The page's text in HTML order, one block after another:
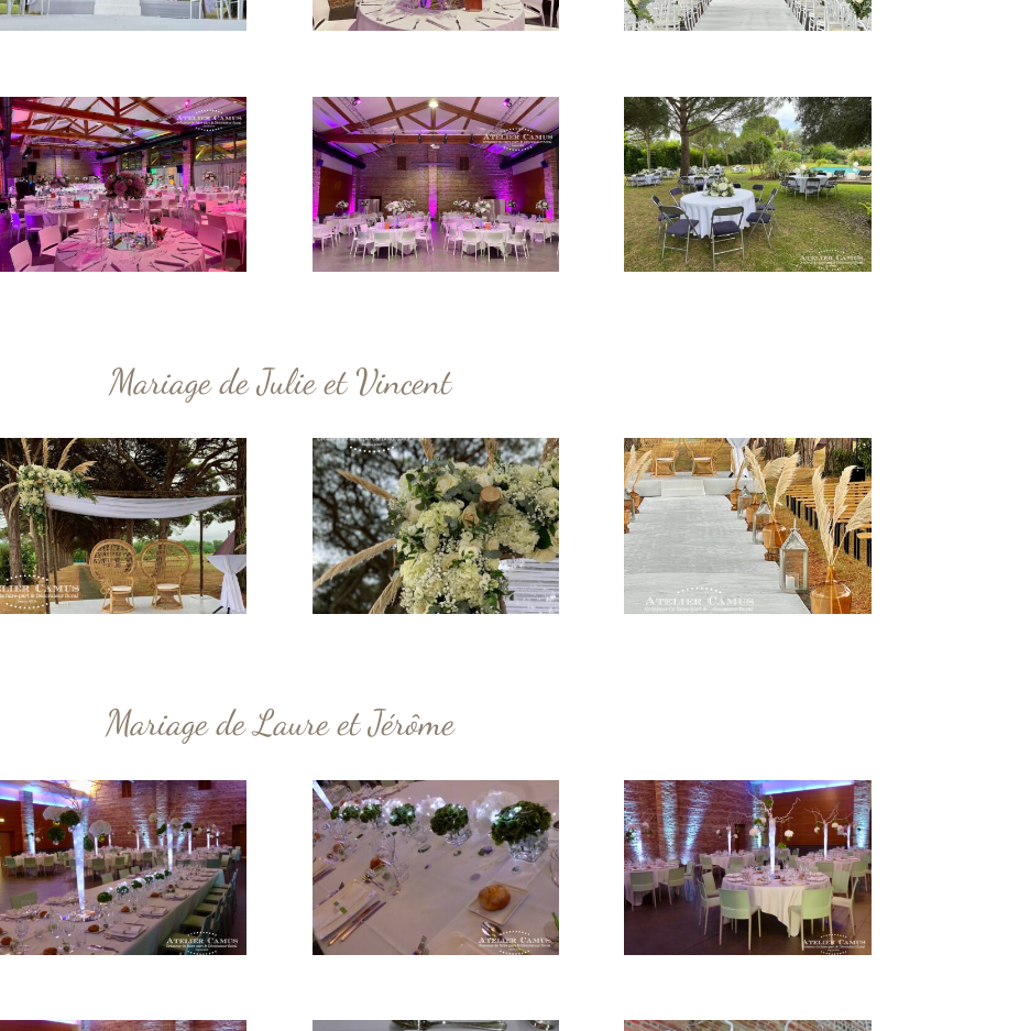
Mariage de Julie et Vincent
Mariage de Laure et Jérôme